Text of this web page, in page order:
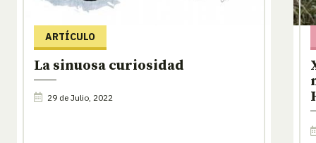
ARTÍCULO
La sinuosa curiosidad
29 de Julio, 2022